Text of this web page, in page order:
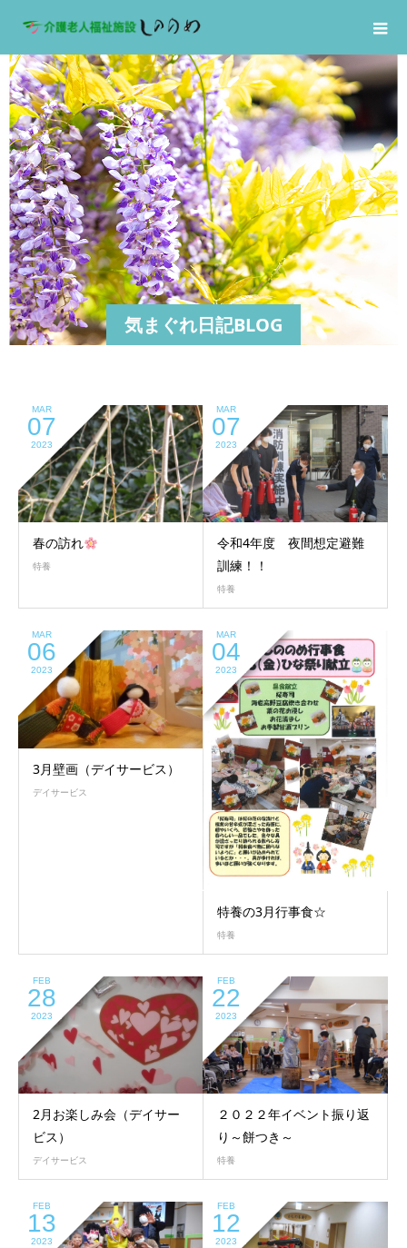
気まぐれ日記BLOG
MAR
07
2023
春の訪れ
特養
MAR
07
2023
令和4年度 夜間想定避難
訓練！！
特養
MAR
06
2023
3月壁画（デイサービス）
デイサービス
MAR
04
2023
特養の3月行事食☆
特養
FEB
28
2023
2月お楽しみ会（デイサー
ビス）
デイサービス
FEB
22
2023
２０２２年イベント振り返
り～餅つき～
特養
FEB
13
2023
FEB
12
2023